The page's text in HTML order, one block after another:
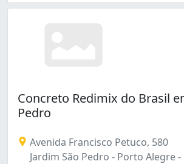
Concreto Redimix do Brasil
Pedro
Avenida Francisco Petuco, 580
Jardim São Pedro - Porto Alegre -